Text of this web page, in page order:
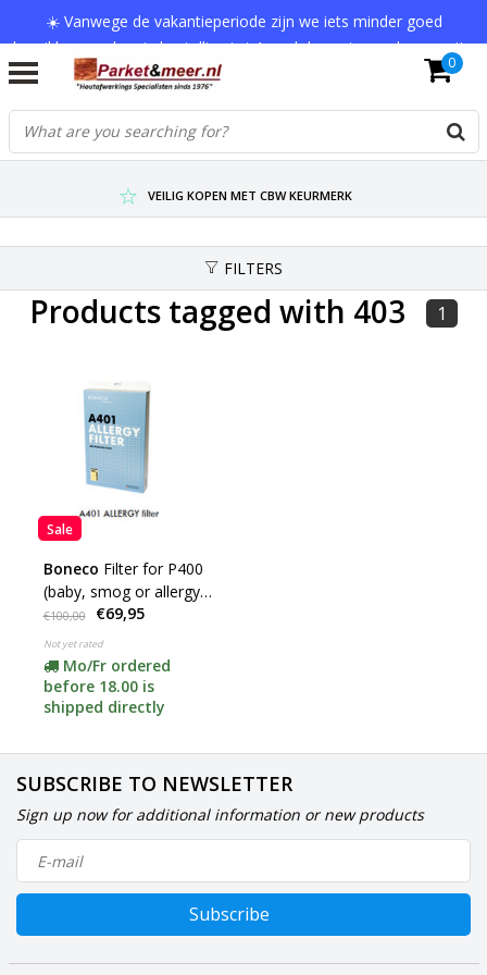
☀️ Vanwege de vakantieperiode zijn we iets minder goed
bereikbaar en kan je bestelling tot 1 werkdag extra onderweg zijn.
Bedankt voor je begrip!
VERZENDKOSTEN € 7,95 (GRATIS VA €75,-)
SCHERPSTE PRIJZEN TOT WEL 75% KORTING !
VEILIG KOPEN MET CBW KEURMERK
0
FILTERS
Products tagged with 403 1
Sale
Boneco Filter for P400
(baby, smog or allergy
A401, A402 or A403 click
here)
€100,00 €69,95
Not yet rated
Mo/Fr ordered
before 18.00 is
shipped directly
SUBSCRIBE TO NEWSLETTER
Sign up now for additional information or new products
Subscribe